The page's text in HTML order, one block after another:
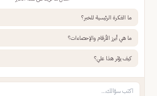
ما الفكرة الرئيسية للخبر؟
ما هي أبرز الأرقام والإحصاءات؟
كيف يؤثر هذا علي؟